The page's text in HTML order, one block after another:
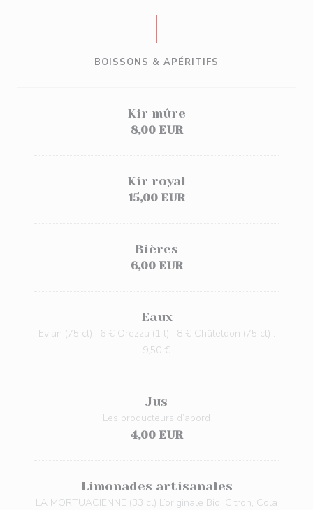
BOISSONS & APÉRITIFS
Kir mûre
8,00 EUR
Kir royal
15,00 EUR
Bières
6,00 EUR
Eaux
Evian (75 cl) : 6 € Orezza (1 l) : 8 € Châteldon (75 cl) :
9,50 €
Jus
Les producteurs d’abord
4,00 EUR
Limonades artisanales
LA MORTUACIENNE (33 cl) L’originale Bio, Citron, Cola